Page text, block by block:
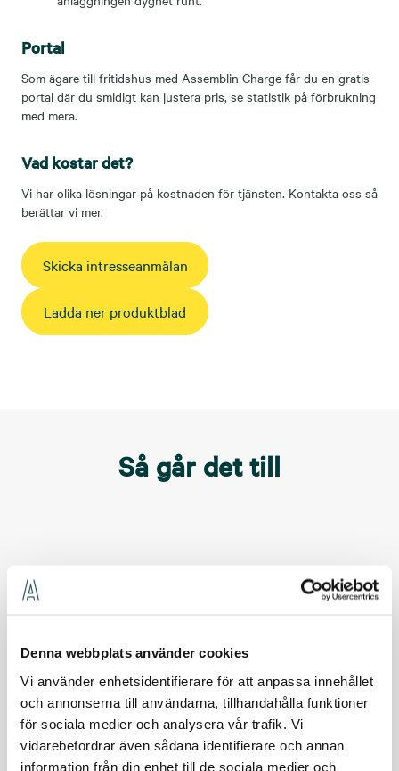
Denna webbplats använder cookies
Vi använder enhetsidentifierare för att anpassa innehållet
och annonserna till användarna, tillhandahålla funktioner
för sociala medier och analysera vår trafik. Vi
vidarebefordrar även sådana identifierare och annan
information från din enhet till de sociala medier och
Portal
Som ägare till fritidshus med Assemblin Charge får du en gratis
portal där du smidigt kan justera pris, se statistik på förbrukning
med mera.
Vad kostar det?
Vi har olika lösningar på kostnaden för tjänsten. Kontakta oss så
berättar vi mer.
Skicka intresseanmälan
Ladda ner produktblad
Så går det till
Skicka intresseanmälan: Vi kommer till er och tar fram lösning
2. Vi ses
Tillsammans går vi igenom era behov, förutsättningar för
installationen och önskade tjänster.